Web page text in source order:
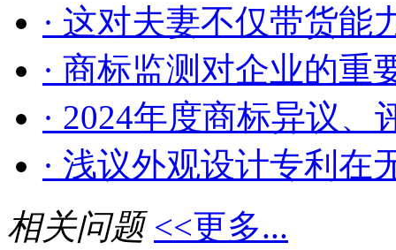
· 这对夫妻不仅带货能
· 商标监测对企业的重
· 2024年度商标异议、
· 浅议外观设计专利在
相关问题 <<更多...